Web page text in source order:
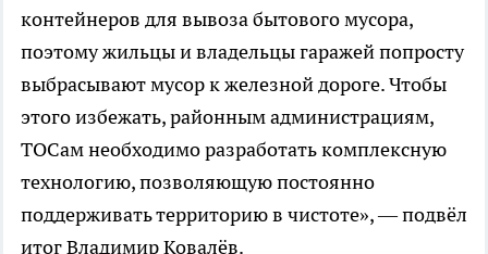
контейнеров для вывоза бытового мусора,
поэтому жильцы и владельцы гаражей попросту
выбрасывают мусор к железной дороге. Чтобы
этого избежать, районным администрациям,
ТОСам необходимо разработать комплексную
технологию, позволяющую постоянно
поддерживать территорию в чистоте», — подвёл
итог Владимир Ковалёв.